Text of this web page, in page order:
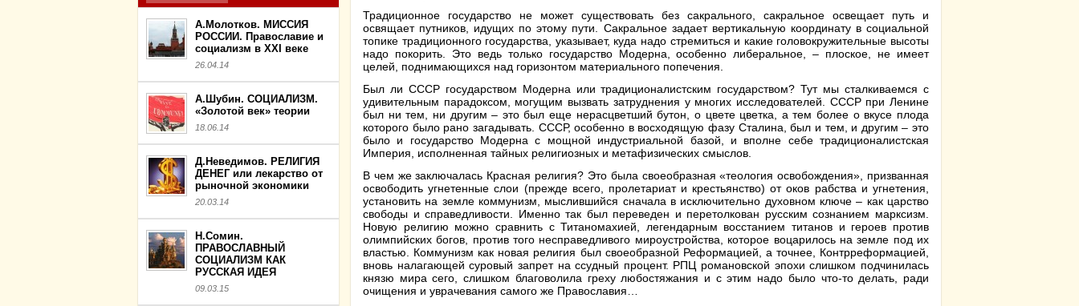
А.Молотков. МИССИЯ
РОССИИ. Православие и
социализм в XXI веке
26.04.14
А.Шубин. СОЦИАЛИЗМ.
«Золотой век» теории
18.06.14
Д.Неведимов. РЕЛИГИЯ
ДЕНЕГ или лекарство от
рыночной экономики
20.03.14
Н.Сомин.
ПРАВОСЛАВНЫЙ
СОЦИАЛИЗМ КАК
РУССКАЯ ИДЕЯ
09.03.15
Традиционное государство не может существовать без сакрального, сакральное освещает путь и
освящает путников, идущих по этому пути. Сакральное задает вертикальную координату в социальной
топике традиционного государства, указывает, куда надо стремиться и какие головокружительные высоты
надо покорить. Это ведь только государство Модерна, особенно либеральное, – плоское, не имеет
целей, поднимающихся над горизонтом материального попечения.
Был ли СССР государством Модерна или традиционалистским государством? Тут мы сталкиваемся с
удивительным парадоксом, могущим вызвать затруднения у многих исследователей. СССР при Ленине
был ни тем, ни другим – это был еще нерасцветший бутон, о цвете цветка, а тем более о вкусе плода
которого было рано загадывать. СССР, особенно в восходящую фазу Сталина, был и тем, и другим – это
было и государство Модерна с мощной индустриальной базой, и вполне себе традиционалистская
Империя, исполненная тайных религиозных и метафизических смыслов.
В чем же заключалась Красная религия? Это была своеобразная «теология освобождения», призванная
освободить угнетенные слои (прежде всего, пролетариат и крестьянство) от оков рабства и угнетения,
установить на земле коммунизм, мыслившийся сначала в исключительно духовном ключе – как царство
свободы и справедливости. Именно так был переведен и перетолкован русским сознанием марксизм.
Новую религию можно сравнить с Титаномахией, легендарным восстанием титанов и героев против
олимпийских богов, против того несправедливого мироустройства, которое воцарилось на земле под их
властью. Коммунизм как новая религия был своеобразной Реформацией, а точнее, Контрреформацией,
вновь налагающей суровый запрет на ссудный процент. РПЦ романовской эпохи слишком подчинилась
князю мира сего, слишком благоволила греху любостяжания и с этим надо было что-то делать, ради
очищения и уврачевания самого же Православия…